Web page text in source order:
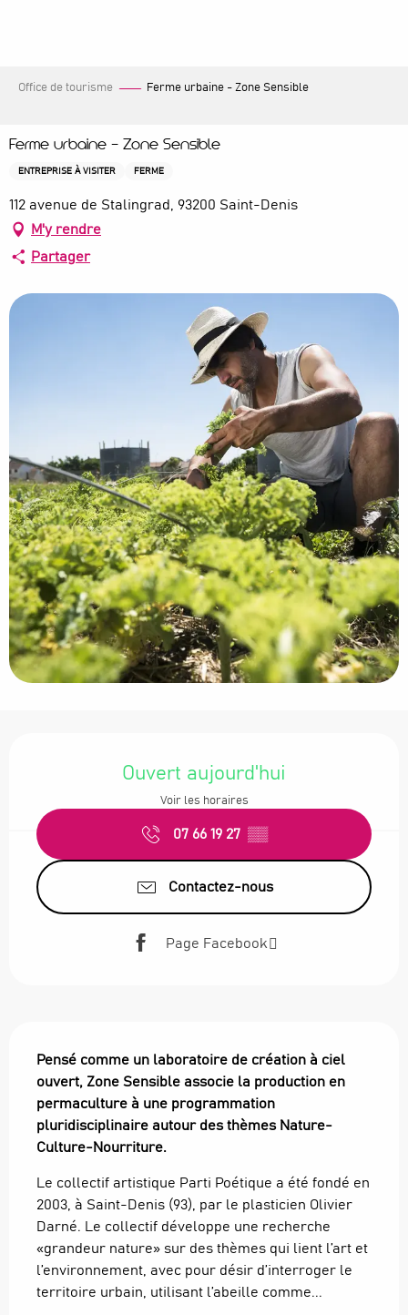
Office de tourisme Ferme urbaine - Zone Sensible
Ferme urbaine - Zone Sensible
ENTREPRISE À VISITER FERME
112 avenue de Stalingrad, 93200 Saint-Denis
M'y rendre
Partager
Ouvert aujourd'hui
Voir les horaires
07 66 19 27 ▒▒
Contactez-nous
Page Facebook
Pensé comme un laboratoire de création à ciel
ouvert, Zone Sensible associe la production en
permaculture à une programmation
pluridisciplinaire autour des thèmes Nature-
Culture-Nourriture.
Le collectif artistique Parti Poétique a été fondé en
2003, à Saint-Denis (93), par le plasticien Olivier
Darné. Le collectif développe une recherche
«grandeur nature» sur des thèmes qui lient l’art et
l’environnement, avec pour désir d’interroger le
territoire urbain, utilisant l’abeille comme...